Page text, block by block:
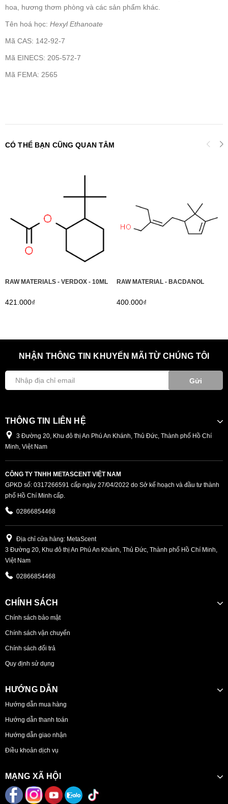
hoa, hương thơm phòng và các sản phẩm khác.
Tên hoá học: Hexyl Ethanoate
Mã CAS: 142-92-7
Mã EINECS: 205-572-7
Mã FEMA: 2565
CÓ THỂ BẠN CŨNG QUAN TÂM
RAW MATERIALS - VERDOX - 10ML
421.000₫
RAW MATERIAL - BACDANOL
400.000₫
NHẬN THÔNG TIN KHUYẾN MÃI TỪ CHÚNG TÔI
Gửi
THÔNG TIN LIÊN HỆ
3 Đường 20, Khu đô thị An Phú An Khánh, Thủ Đức, Thành phố Hồ Chí
Minh, Việt Nam
CÔNG TY TNHH METASCENT VIỆT NAM
GPKD số: 0317266591 cấp ngày 27/04/2022 do Sở kế hoạch và đầu tư thành
phố Hồ Chí Minh cấp.
02866854468
Địa chỉ cửa hàng: MetaScent
3 Đường 20, Khu đô thị An Phú An Khánh, Thủ Đức, Thành phố Hồ Chí Minh,
Việt Nam
02866854468
CHÍNH SÁCH
Chính sách bảo mật
Chính sách vận chuyển
Chính sách đổi trả
Quy định sử dụng
HƯỚNG DẪN
Hướng dẫn mua hàng
Hướng dẫn thanh toán
Hướng dẫn giao nhận
Điều khoản dịch vụ
MẠNG XÃ HỘI